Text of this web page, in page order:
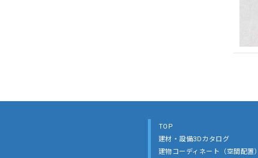
TOP
建材・設備3Dカタログ
建物コーディネート（空間配置）